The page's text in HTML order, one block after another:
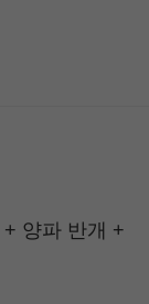
양파 반개 +